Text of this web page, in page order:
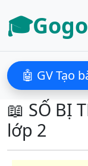
🤖 GV Tạo
📖 SỐ BỊ
lớp 2